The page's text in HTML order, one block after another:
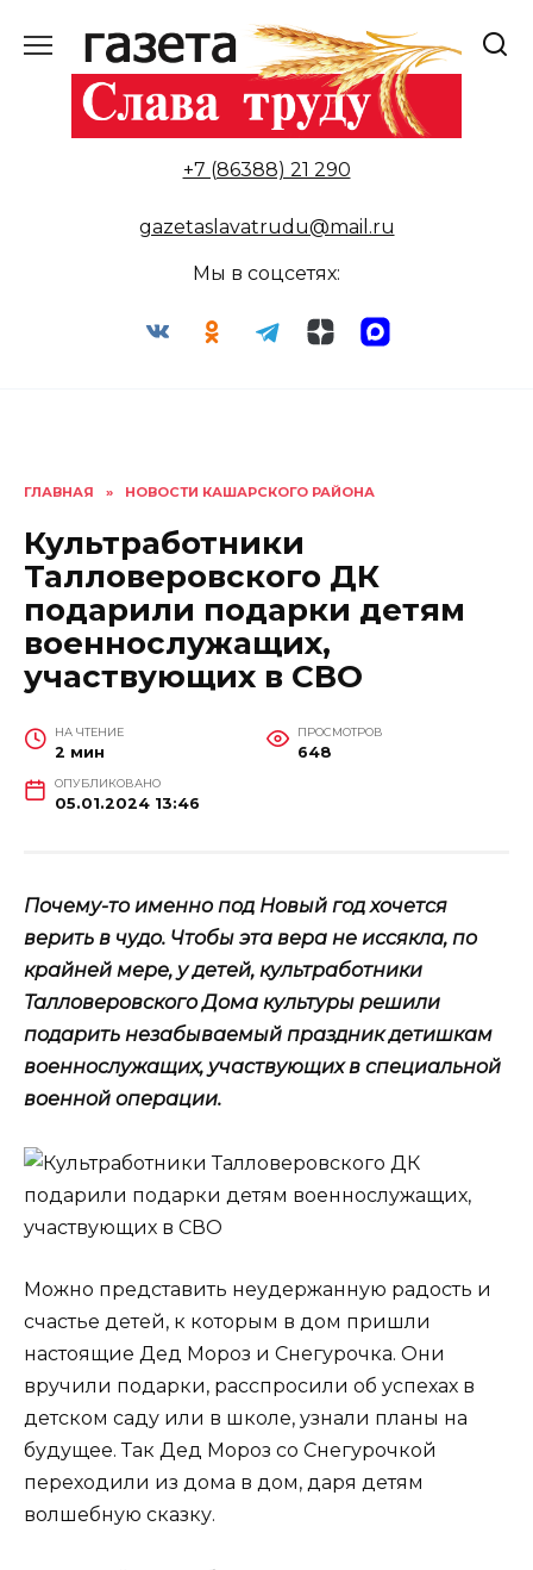
содержанию
+7 (86388) 21 290
gazetaslavatrudu@mail.ru
Мы в соцсетях:
ГЛАВНАЯ » НОВОСТИ КАШАРСКОГО РАЙОНА
Культработники
Талловеровского ДК
подарили подарки детям
военнослужащих,
участвующих в СВО
НА ЧТЕНИЕ
2 мин
ПРОСМОТРОВ
648
ОПУБЛИКОВАНО
05.01.2024 13:46
Почему-то именно под Новый год хочется
верить в чудо. Чтобы эта вера не иссякла, по
крайней мере, у детей, культработники
Талловеровского Дома культуры решили
подарить незабываемый праздник детишкам
военнослужащих, участвующих в специальной
военной операции.
Можно представить неудержанную радость и
счастье детей, к которым в дом пришли
настоящие Дед Мороз и Снегурочка. Они
вручили подарки, расспросили об успехах в
детском саду или в школе, узнали планы на
будущее. Так Дед Мороз со Снегурочкой
переходили из дома в дом, даря детям
волшебную сказку.